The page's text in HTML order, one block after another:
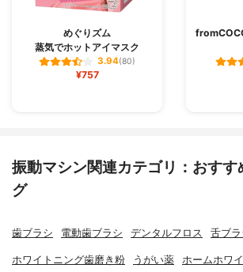
めぐりズム
蒸気でホットアイマスク
3.94(80)
¥757
振動マシン関連カテゴリ：おすす
グ
歯ブラシ 電動歯ブラシ デンタルフロス 舌ブラ
ホワイトニング歯磨き粉 うがい薬 ホームホワ